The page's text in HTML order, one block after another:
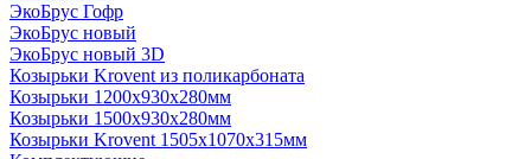
ЭкоБрус Гофр
ЭкоБрус новый
ЭкоБрус новый 3D
Козырьки Krovent из поликарбоната
Козырьки 1200х930х280мм
Козырьки 1500х930х280мм
Козырьки Krovent 1505х1070х315мм